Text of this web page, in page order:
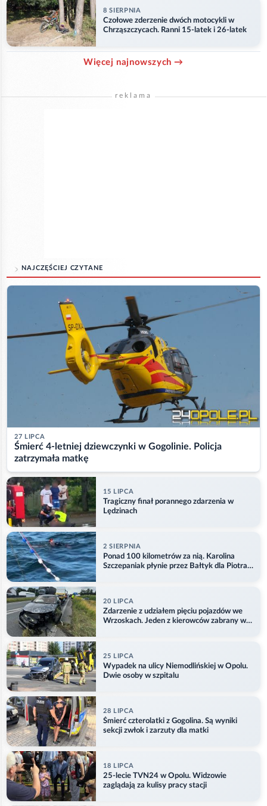
8 SIERPNIA
Czołowe zderzenie dwóch motocykli w
Chrząszczycach. Ranni 15-latek i 26-latek
Więcej najnowszych →
reklama
NAJCZĘŚCIEJ CZYTANE
27 LIPCA
Śmierć 4-letniej dziewczynki w Gogolinie. Policja
zatrzymała matkę
15 LIPCA
Tragiczny finał porannego zdarzenia w
Lędzinach
2 SIERPNIA
Ponad 100 kilometrów za nią. Karolina
Szczepaniak płynie przez Bałtyk dla Piotra.
20 LIPCA
Zdarzenie z udziałem pięciu pojazdów we
Wrzoskach. Jeden z kierowców zabrany w
25 LIPCA
Wypadek na ulicy Niemodlińskiej w Opolu.
Dwie osoby w szpitalu
28 LIPCA
Śmierć czterolatki z Gogolina. Są wyniki
sekcji zwłok i zarzuty dla matki
18 LIPCA
25-lecie TVN24 w Opolu. Widzowie
zaglądają za kulisy pracy stacji